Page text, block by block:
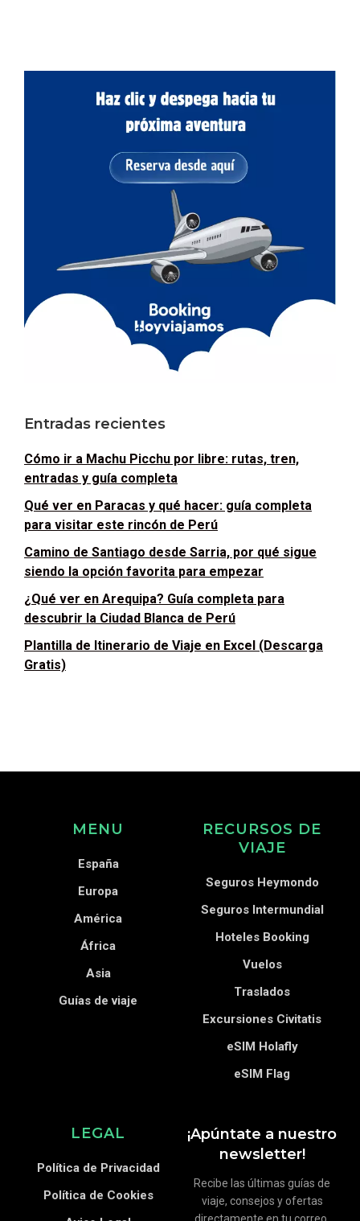
Entradas recientes
Cómo ir a Machu Picchu por libre: rutas, tren,
entradas y guía completa
Qué ver en Paracas y qué hacer: guía completa
para visitar este rincón de Perú
Camino de Santiago desde Sarria, por qué sigue
siendo la opción favorita para empezar
¿Qué ver en Arequipa? Guía completa para
descubrir la Ciudad Blanca de Perú
Plantilla de Itinerario de Viaje en Excel (Descarga
Gratis)
¡Apúntate a nuestro
newsletter!
Recibe las últimas guías de
viaje, consejos y ofertas
MENU
España
Europa
América
África
Asia
Guías de viaje
RECURSOS DE
VIAJE
Seguros Heymondo
Seguros Intermundial
Hoteles Booking
Vuelos
Traslados
Excursiones Civitatis
eSIM Holafly
eSIM Flag
LEGAL
Política de Privacidad
Política de Cookies